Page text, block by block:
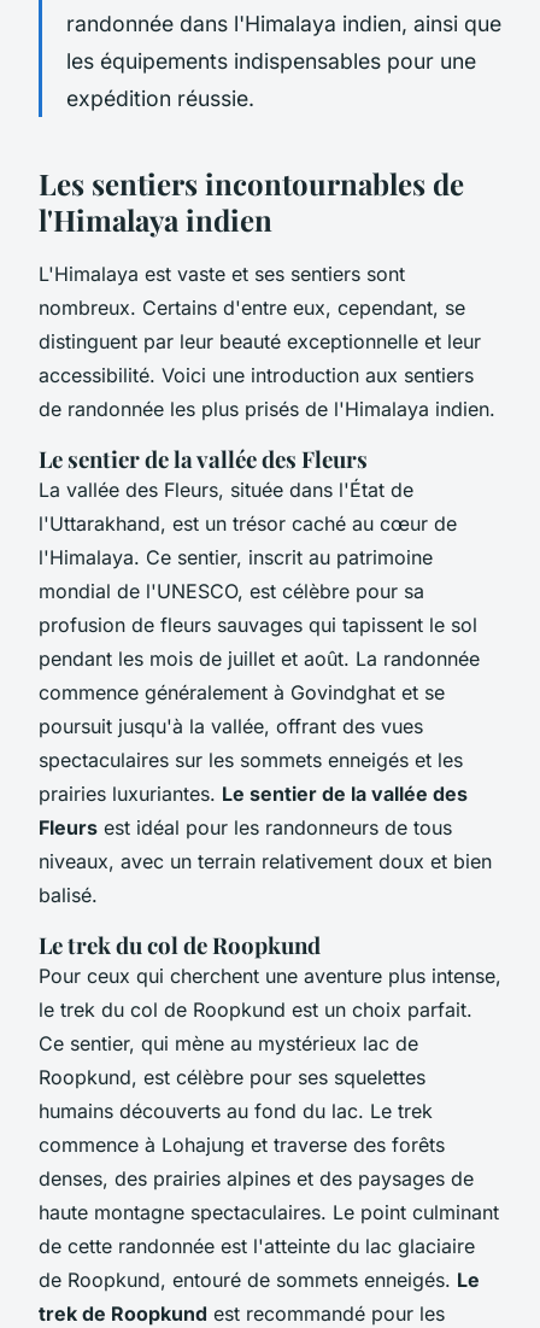
randonnée dans l'Himalaya indien, ainsi que
les équipements indispensables pour une
expédition réussie.
Les sentiers incontournables de
l'Himalaya indien
L'Himalaya est vaste et ses sentiers sont
nombreux. Certains d'entre eux, cependant, se
distinguent par leur beauté exceptionnelle et leur
accessibilité. Voici une introduction aux sentiers
de randonnée les plus prisés de l'Himalaya indien.
Le sentier de la vallée des Fleurs
La vallée des Fleurs, située dans l'État de
l'Uttarakhand, est un trésor caché au cœur de
l'Himalaya. Ce sentier, inscrit au patrimoine
mondial de l'UNESCO, est célèbre pour sa
profusion de fleurs sauvages qui tapissent le sol
pendant les mois de juillet et août. La randonnée
commence généralement à Govindghat et se
poursuit jusqu'à la vallée, offrant des vues
spectaculaires sur les sommets enneigés et les
prairies luxuriantes. Le sentier de la vallée des
Fleurs est idéal pour les randonneurs de tous
niveaux, avec un terrain relativement doux et bien
balisé.
Le trek du col de Roopkund
Pour ceux qui cherchent une aventure plus intense,
le trek du col de Roopkund est un choix parfait.
Ce sentier, qui mène au mystérieux lac de
Roopkund, est célèbre pour ses squelettes
humains découverts au fond du lac. Le trek
commence à Lohajung et traverse des forêts
denses, des prairies alpines et des paysages de
haute montagne spectaculaires. Le point culminant
de cette randonnée est l'atteinte du lac glaciaire
de Roopkund, entouré de sommets enneigés. Le
trek de Roopkund est recommandé pour les